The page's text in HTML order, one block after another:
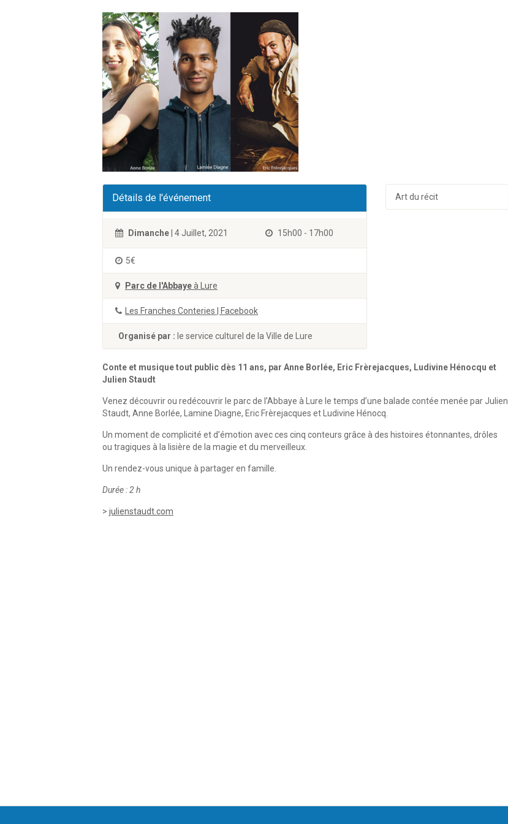
Détails de l'événement
Dimanche | 4 Juillet, 2021 15h00 - 17h00
5€
Parc de l'Abbayeà Lure
Les Franches Conteries | Facebook
Organisé par : le service culturel de la Ville de Lure
Art du récit
Conte et musique tout public dès 11 ans, par Anne Borlée, Eric Frèrejacques, Ludivine Hénocqu et
Julien Staudt
Venez découvrir ou redécouvrir le parc de l’Abbaye à Lure le temps d’une balade contée menée par Julien
Staudt, Anne Borlée, Lamine Diagne, Eric Frèrejacques et Ludivine Hénocq.
Un moment de complicité et d’émotion avec ces cinq conteurs grâce à des histoires étonnantes, drôles
ou tragiques à la lisière de la magie et du merveilleux.
Un rendez-vous unique à partager en famille.
Durée : 2 h
> julienstaudt.com